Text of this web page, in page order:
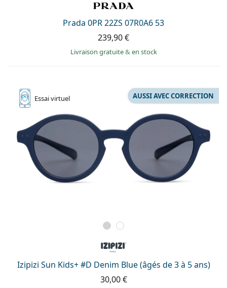
Prada 0PR 22ZS 07R0A6 53
239,90 €
Livraison gratuite& en stock
Essaivirtuel
Izipizi Sun Kids+ #D Denim Blue (âgés de 3 à 5 ans)
AUSSI AVEC CORRECTION
30,00 €